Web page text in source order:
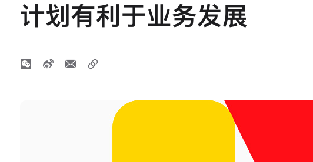
计划有利于业务发展